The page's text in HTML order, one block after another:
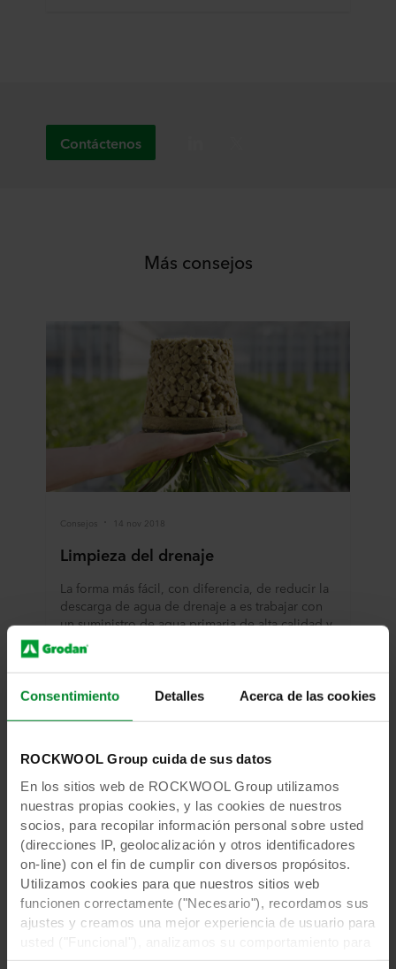
Consentimiento Detalles Acerca de las cookies
ROCKWOOL Group cuida de sus datos
En los sitios web de ROCKWOOL Group utilizamos
nuestras propias cookies, y las cookies de nuestros
socios, para recopilar información personal sobre usted
(direcciones IP, geolocalización y otros identificadores
on-line) con el fin de cumplir con diversos propósitos.
Utilizamos cookies para que nuestros sitios web
funcionen correctamente ("Necesario"), recordamos sus
ajustes y creamos una mejor experiencia de usuario para
optimizar los sitios web ("Estadística") y segmentamos
Contáctenos
Más consejos
Consejos 14 nov 2018
Limpieza del drenaje
La forma más fácil, con diferencia, de reducir la
descarga de agua de drenaje a es trabajar con
un suministro de agua primaria de alta calidad y
volúmenes de drenaje bajos. El diseño de
sustratos y los conocimientos al respecto han
mejorado con los años.